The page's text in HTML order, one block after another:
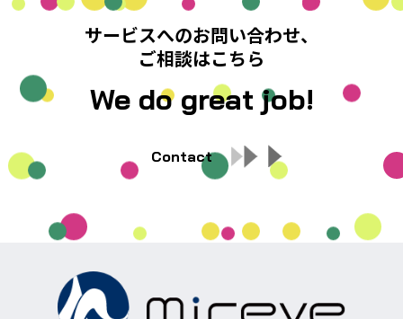
サービスへのお問い合わせ、
ご相談はこちら
We do great job!
Contact